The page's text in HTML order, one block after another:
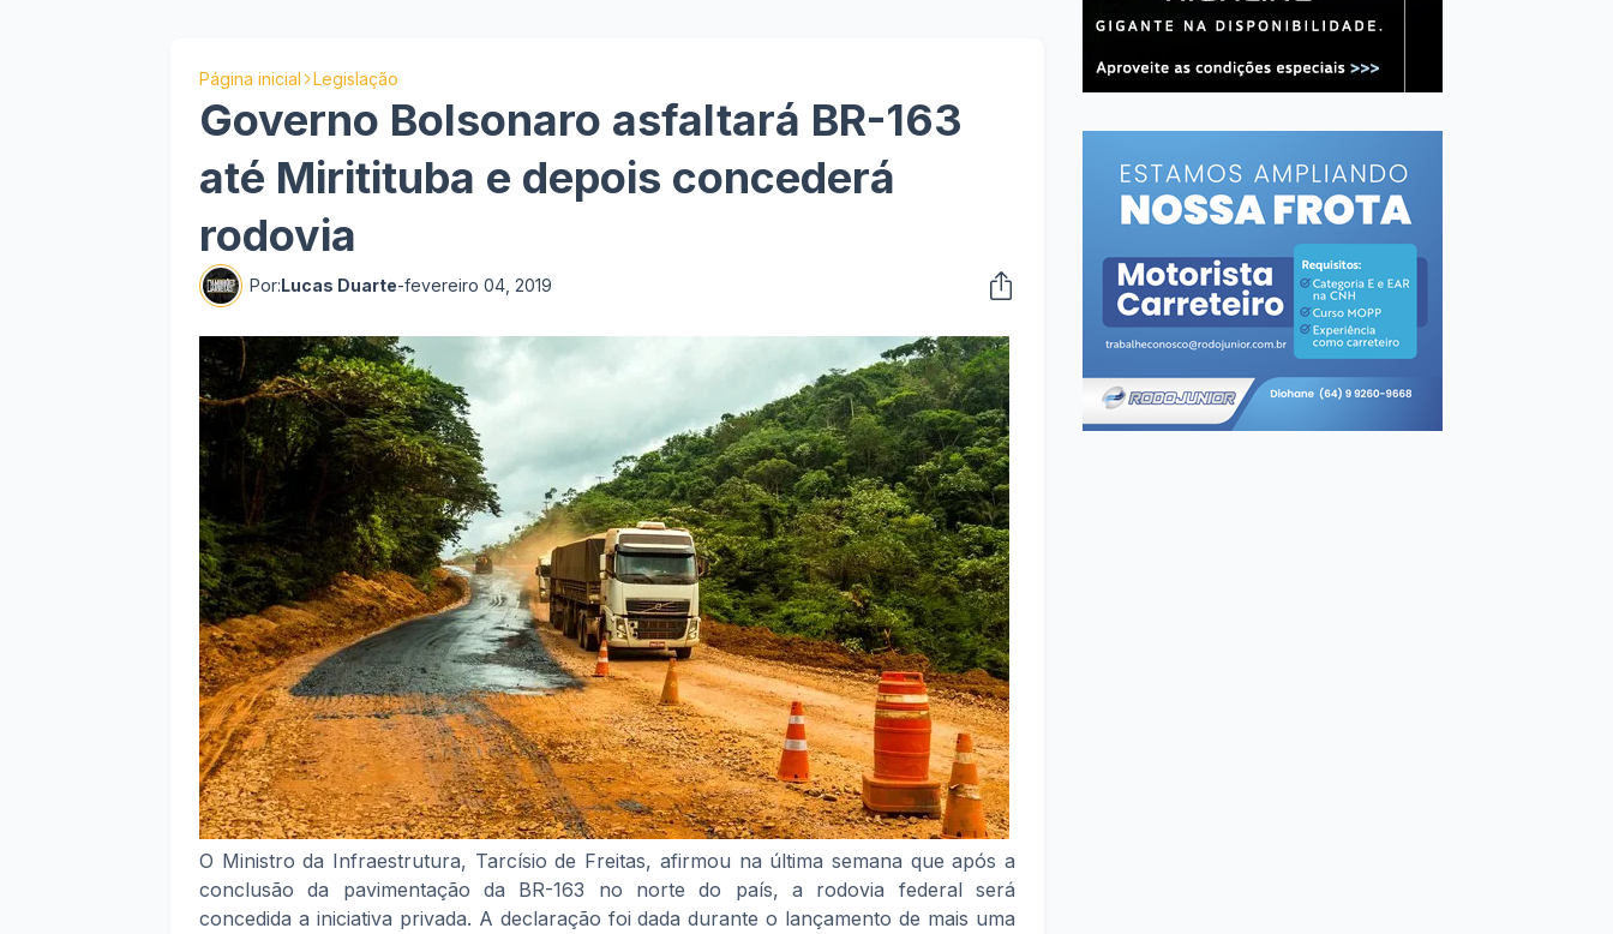
Página inicial Legislação
Governo Bolsonaro asfaltará BR-163
até Miritituba e depois concederá
rodovia
Por:Lucas Duarte-fevereiro 04, 2019
O Ministro da Infraestrutura, Tarcísio de Freitas, afirmou na última semana que após a
conclusão da pavimentação da BR-163 no norte do país, a rodovia federal será
concedida a iniciativa privada. A declaração foi dada durante o lançamento de mais uma